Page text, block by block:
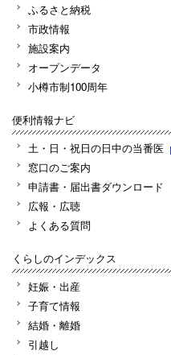
ふるさと納税
市政情報
施設案内
オープンデータ
小樽市制100周年
便利情報ナビ
土・日・祝日の日中の当番医
窓口のご案内
申請書・届出書ダウンロード
広報・広聴
よくある質問
くらしのインデックス
妊娠・出産
子育て情報
結婚・離婚
引越し